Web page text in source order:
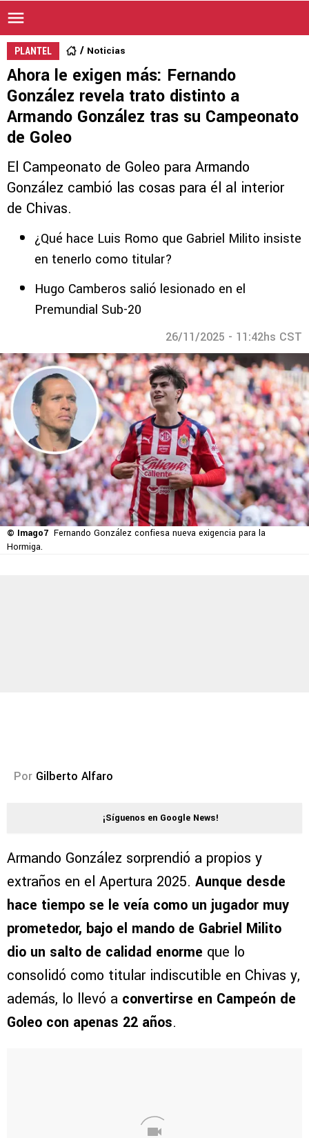
PLANTEL Noticias
Ahora le exigen más: Fernando
González revela trato distinto a
Armando González tras su Campeonato
de Goleo
El Campeonato de Goleo para Armando
González cambió las cosas para él al interior
de Chivas.
¿Qué hace Luis Romo que Gabriel Milito insiste
en tenerlo como titular?
Hugo Camberos salió lesionado en el
Premundial Sub-20
26/11/2025 - 11:42hs CST
© Imago7 Fernando González confiesa nueva exigencia para la
Hormiga.
Por Gilberto Alfaro
¡Síguenos en Google News!
Armando González sorprendió a propios y
extraños en el Apertura 2025. Aunque desde
hace tiempo se le veía como un jugador muy
prometedor, bajo el mando de Gabriel Milito
dio un salto de calidad enorme que lo
consolidó como titular indiscutible en Chivas y,
además, lo llevó a convertirse en Campeón de
Goleo con apenas 22 años.